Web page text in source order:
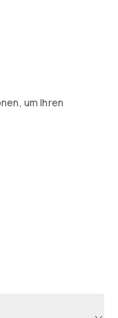
um Ihren